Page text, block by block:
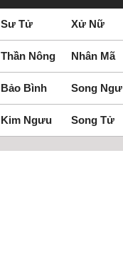
Sư Tử Xử Nữ
Thần Nông Nhân Mã
Bảo Bình Song Ngư
Kim Ngưu Song Tử